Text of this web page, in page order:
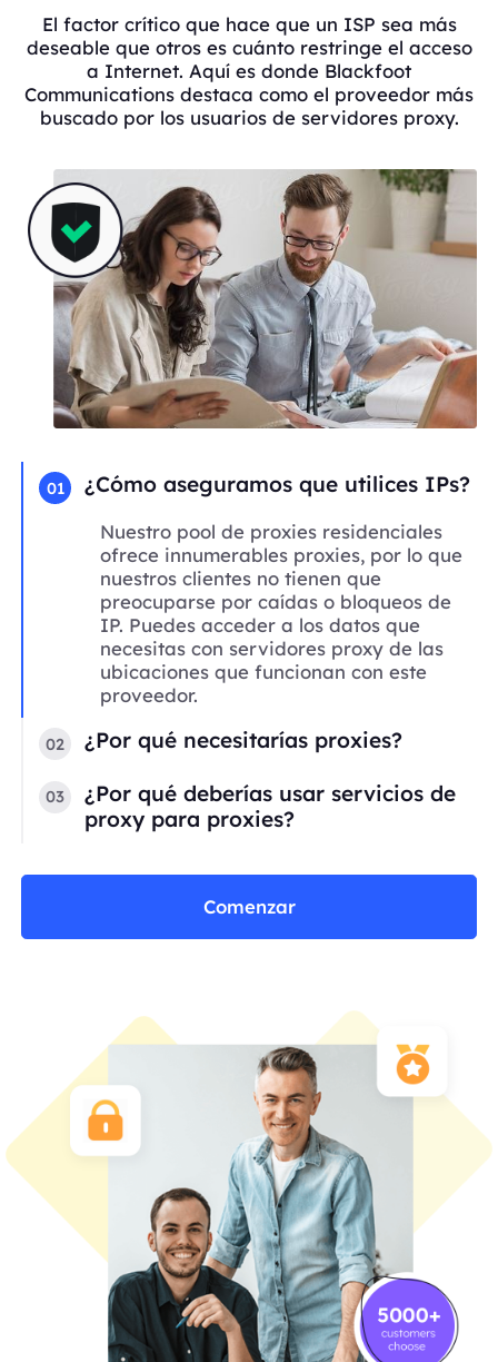
El factor crítico que hace que un ISP sea más
deseable que otros es cuánto restringe el acceso
a Internet. Aquí es donde Blackfoot
Communications destaca como el proveedor más
buscado por los usuarios de servidores proxy.
01 ¿Cómo aseguramos que utilices IPs?
Nuestro pool de proxies residenciales
ofrece innumerables proxies, por lo que
nuestros clientes no tienen que
preocuparse por caídas o bloqueos de
IP. Puedes acceder a los datos que
necesitas con servidores proxy de las
ubicaciones que funcionan con este
proveedor.
02 ¿Por qué necesitarías proxies?
03
¿Por qué deberías usar servicios de
proxy para proxies?
Comenzar